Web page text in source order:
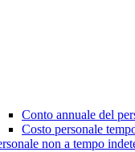
Conto annuale del
Costo personale
non a tempo